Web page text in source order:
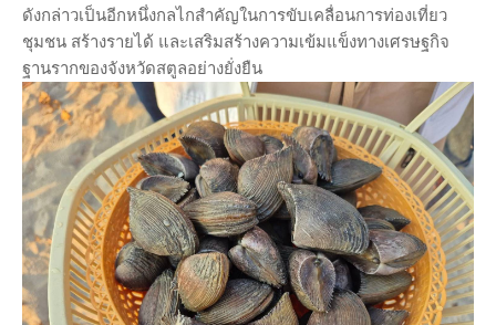
ดังกล่าวเป็นอีกหนึ่งกลไกสำคัญในการขับเคลื่อนการท่องเที่ยว
ชุมชน สร้างรายได้ และเสริมสร้างความเข้มแข็งทางเศรษฐกิจ
ฐานรากของจังหวัดสตูลอย่างยั่งยืน